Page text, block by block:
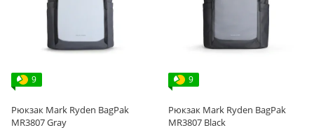
9
Рюкзак Mark Ryden BagPak
MR3807 Gray
9
Рюкзак Mark Ryden BagPak
MR3807 Black